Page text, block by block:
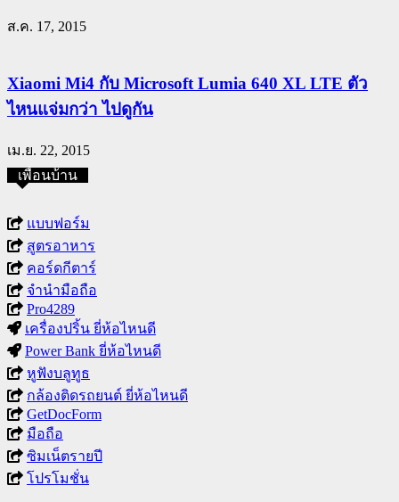
ส.ค. 17, 2015
Xiaomi Mi4 กับ Microsoft Lumia 640 XL LTE ตัว
ไหนแจ่มกว่า ไปดูกัน
เม.ย. 22, 2015
เพื่อนบ้าน
แบบฟอร์ม
สูตรอาหาร
คอร์ดกีตาร์
จำนำมือถือ
Pro4289
เครื่องปริ้น ยี่ห้อไหนดี
Power Bank ยี่ห้อไหนดี
หูฟังบลูทูธ
กล้องติดรถยนต์ ยี่ห้อไหนดี
GetDocForm
มือถือ
ซิมเน็ตรายปี
โปรโมชั่น